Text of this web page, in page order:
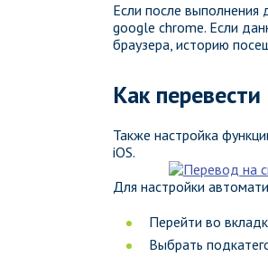
Если после
google chrome. Если
браузера, историю
Как
Также настройка
iOS.
Для настройки
Перейти во
Выбрать